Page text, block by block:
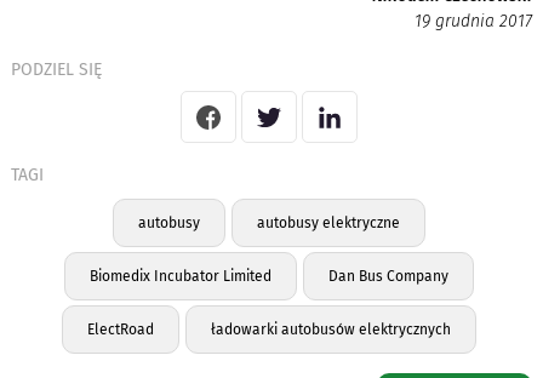
19 grudnia 2017
PODZIEL SIĘ
TAGI
autobusy autobusy elektryczne
Biomedix Incubator Limited Dan Bus Company
ElectRoad ładowarki autobusów elektrycznych